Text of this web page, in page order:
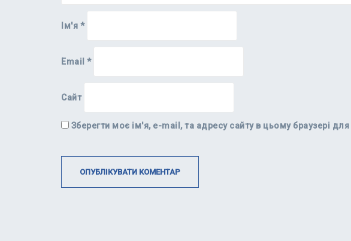
Ім'я *
Email *
Сайт
Зберегти моє ім'я, e-mail, та адресу сайту в цьому браузері